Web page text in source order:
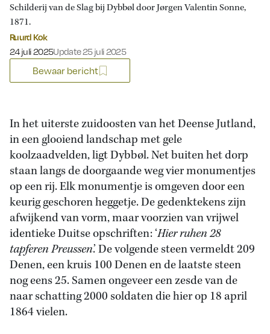
Schilderij van de Slag bij Dybbøl door Jørgen Valentin Sonne,
1871.
Ruurd Kok
Gepubliceerd op:
24 juli 2025Update 25 juli 2025
Bewaar bericht
In het uiterste zuidoosten van het Deense Jutland,
in een glooiend landschap met gele
koolzaadvelden, ligt Dybbøl. Net buiten het dorp
staan langs de doorgaande weg vier monumentjes
op een rij. Elk monumentje is omgeven door een
keurig geschoren heggetje. De gedenktekens zijn
afwijkend van vorm, maar voorzien van vrijwel
identieke Duitse opschriften: ‘Hier ruhen 28
tapferen Preussen.’ De volgende steen vermeldt 209
Denen, een kruis 100 Denen en de laatste steen
nog eens 25. Samen ongeveer een zesde van de
naar schatting 2000 soldaten die hier op 18 april
1864 vielen.